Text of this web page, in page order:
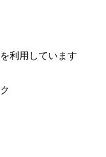
利用しています